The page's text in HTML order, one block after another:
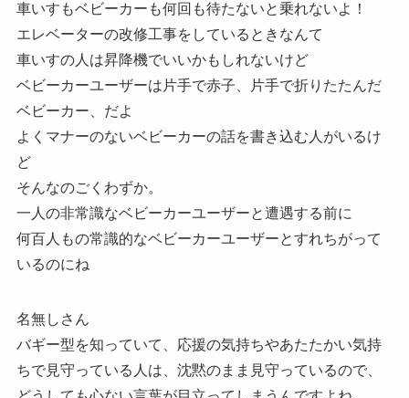
車いすもベビーカーも何回も待たないと乗れないよ！
エレベーターの改修工事をしているときなんて
車いすの人は昇降機でいいかもしれないけど
ベビーカーユーザーは片手で赤子、片手で折りたたんだ
ベビーカー、だよ
よくマナーのないベビーカーの話を書き込む人がいるけ
ど
そんなのごくわずか。
一人の非常識なベビーカーユーザーと遭遇する前に
何百人もの常識的なベビーカーユーザーとすれちがって
いるのにね
名無しさん
バギー型を知っていて、応援の気持ちやあたたかい気持
ちで見守っている人は、沈黙のまま見守っているので、